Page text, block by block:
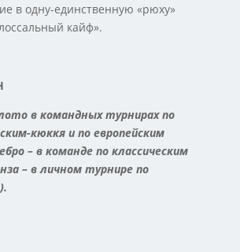
в одну-единственную «рюху»
кайф».
в командных турнирах по
кюккя и по европейским
– в команде по классическим
– в личном турнире по